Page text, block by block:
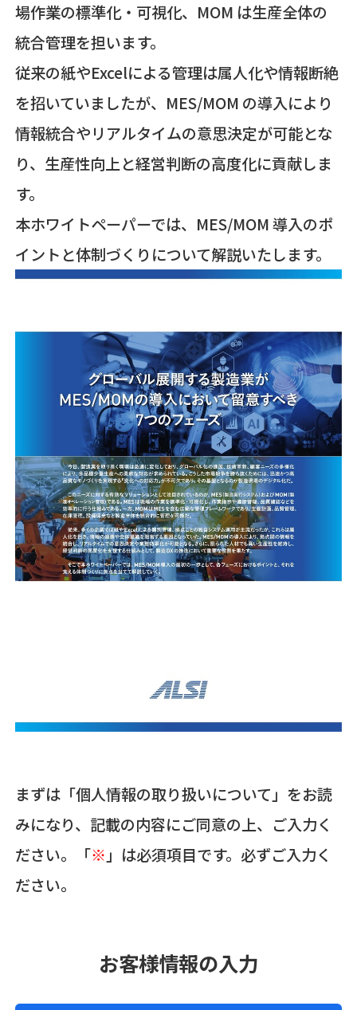
場作業の標準化・可視化、MOM は生産全体の
統合管理を担います。
従来の紙やExcelによる管理は属人化や情報断絶
を招いていましたが、MES/MOM の導入により
情報統合やリアルタイムの意思決定が可能とな
り、生産性向上と経営判断の高度化に貢献しま
す。
本ホワイトペーパーでは、MES/MOM 導入のポ
イントと体制づくりについて解説いたします。
まずは「個人情報の取り扱いについて」をお読
みになり、記載の内容にご同意の上、ご入力く
ださい。「※ 」は必須項目です。必ずご入力く
ださい。
お客様情報の入力